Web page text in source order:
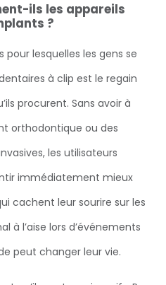
ils les appareils
?
pour lesquelles les gens se
à clip est le regain
procurent. Sans avoir à
orthodontique ou des
les utilisateurs
immédiatement mieux
cachent leur sourire sur les
à l’aise lors d’événements
peut changer leur vie.